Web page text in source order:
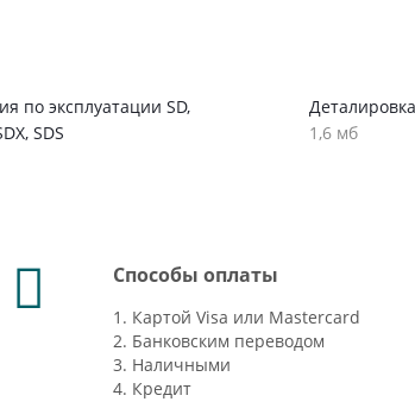
по эксплуатации SD,
SDS
Деталировка
1,6 мб
Способы оплаты
1. Картой Visa или Mastercard
2. Банковским переводом
3. Наличными
4. Кредит